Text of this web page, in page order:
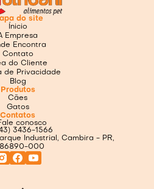
do site
Ínicio
Empresa
Encontra
Contato
do Cliente
de Privacidade
Blog
Produtos
Cães
Gatos
Contatos
conosco
3436-1566
Industrial, Cambira - PR,
86890-000